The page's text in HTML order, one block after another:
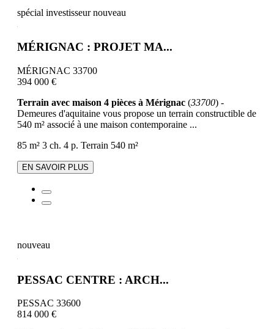
spécial investisseur nouveau
MÉRIGNAC : PROJET MA...
MÉRIGNAC 33700
394 000 €
Terrain avec maison 4 pièces à Mérignac (33700) -
Demeures d'aquitaine vous propose un terrain constructible de
540 m² associé à une maison contemporaine ...
85 m² 3 ch. 4 p. Terrain 540 m²
EN SAVOIR PLUS
nouveau
PESSAC CENTRE : ARCH...
PESSAC 33600
814 000 €